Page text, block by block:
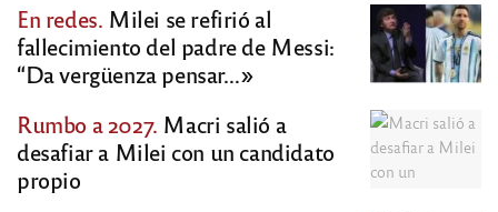
En redes. Milei se refirió al
fallecimiento del padre de Messi:
“Da vergüenza pensar…»
Rumbo a 2027. Macri salió a
desafiar a Milei con un candidato
propio